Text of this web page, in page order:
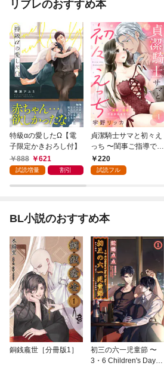
リブレのおすすめ本
特級αの愛したΩ【電
子限定かきおろし付】
888
621
試読増量 割引
貞潔騎士サマと初々え
っち 〜閨事ご指導でき
かねます！〜（1）
220
試読フル
BL小説のおすすめ本
銅銭龕世［分冊版1］
初三の六一児童節 〜
3・6 Children's Day fo